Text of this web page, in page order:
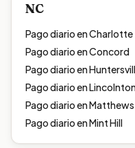
NC
Pago diario enCharlotte
Pago diario enConcord
Pago diario en
Pago diario enLincolnton
Pago diario enMatthews
Pago diario enMint Hill